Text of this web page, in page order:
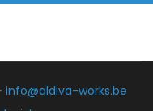
info@aldiva-works.be